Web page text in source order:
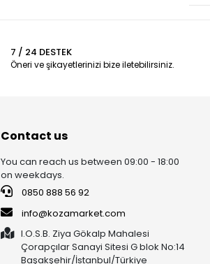
7 / 24 DESTEK
Öneri ve şikayetlerinizi bize iletebilirsiniz.
Contact us
You can reach us between 09:00 - 18:00
on weekdays.
0850 888 56 92
info@kozamarket.com
I.O.S.B. Ziya Gökalp Mahalesi
Çorapçılar Sanayi Sitesi G blok No:14
Başakşehir/İstanbul/Türkiye